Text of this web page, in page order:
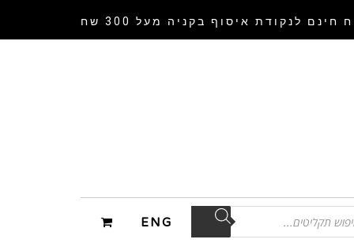
חינם לנקודת איסוף בקניה מעל 300 שח
ENG